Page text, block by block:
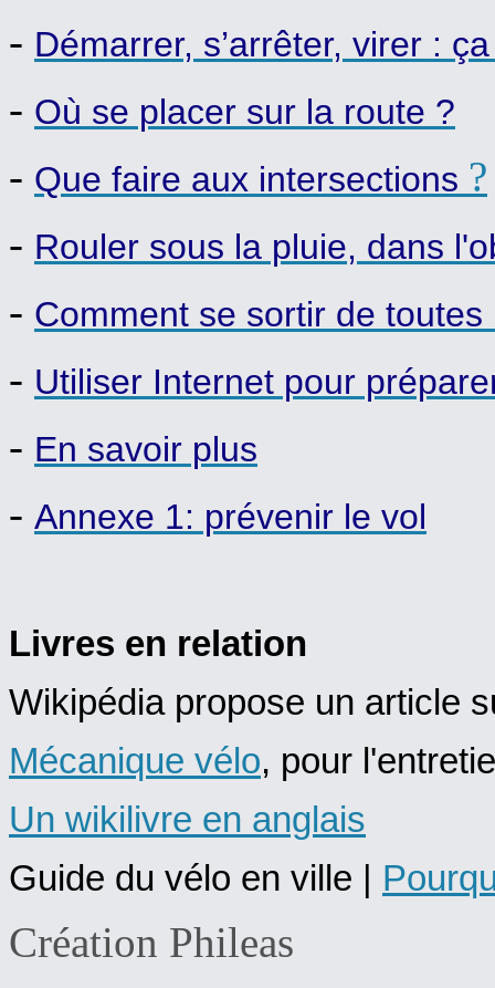
- Démarrer, s’arrêter, virer :
- Où se placer sur la route ?
- Que faire aux intersections ?
- Rouler sous la pluie, dans
- Comment se sortir de
- Utiliser Internet pour
- En savoir plus
- Annexe 1: prévenir le vol
Livres en relation
Wikipédia propose un article
Mécanique vélo, pour
Un wikilivre en anglais
Guide du vélo en ville |
Création Phileas